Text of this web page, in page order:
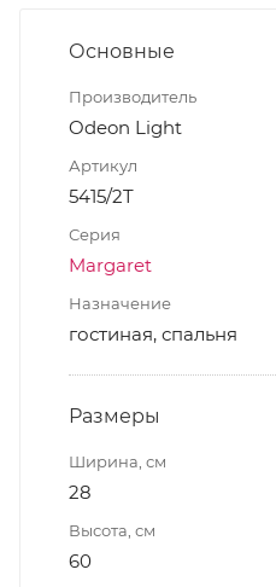
Основные
Производитель
Odeon Light
Артикул
5415/2T
Серия
Margaret
Назначение
гостиная, спальня
Размеры
Ширина, см
28
Высота, см
60